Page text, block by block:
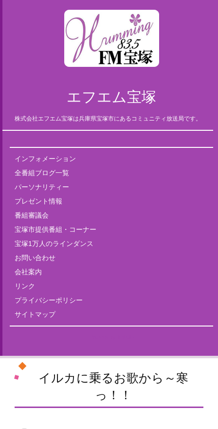
エフエム宝塚
株式会社エフエム宝塚は兵庫県宝塚市にあるコミュニティ放送局です。
インフォメーション
全番組ブログ一覧
パーソナリティー
プレゼント情報
番組審議会
宝塚市提供番組・コーナー
宝塚1万人のラインダンス
お問い合わせ
会社案内
リンク
プライバシーポリシー
サイトマップ
イルカに乗るお歌から～寒
っ！！